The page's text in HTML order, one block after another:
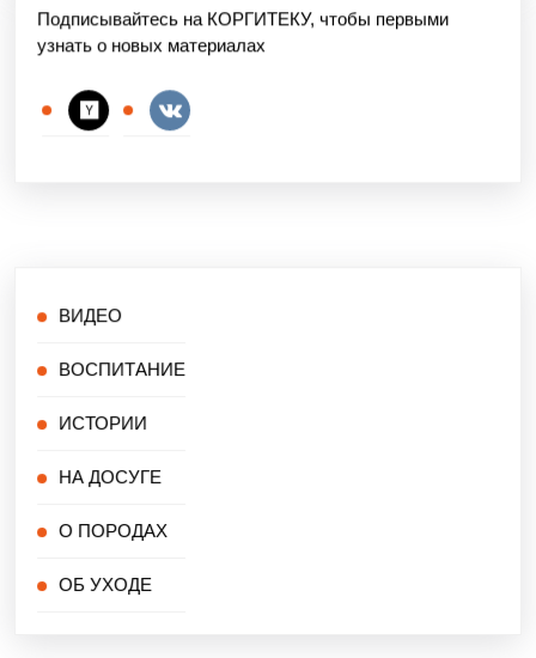
Подписывайтесь на КОРГИТЕКУ, чтобы первыми
узнать о новых материалах
ВИДЕО
ВОСПИТАНИЕ
ИСТОРИИ
НА ДОСУГЕ
О ПОРОДАХ
ОБ УХОДЕ